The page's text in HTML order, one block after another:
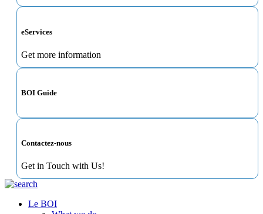
eServices
Get more information
BOI Guide
Contactez-nous
Get in Touch with Us!
Le BOI